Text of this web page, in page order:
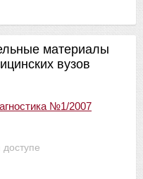
материалы
вузов
№1/2007